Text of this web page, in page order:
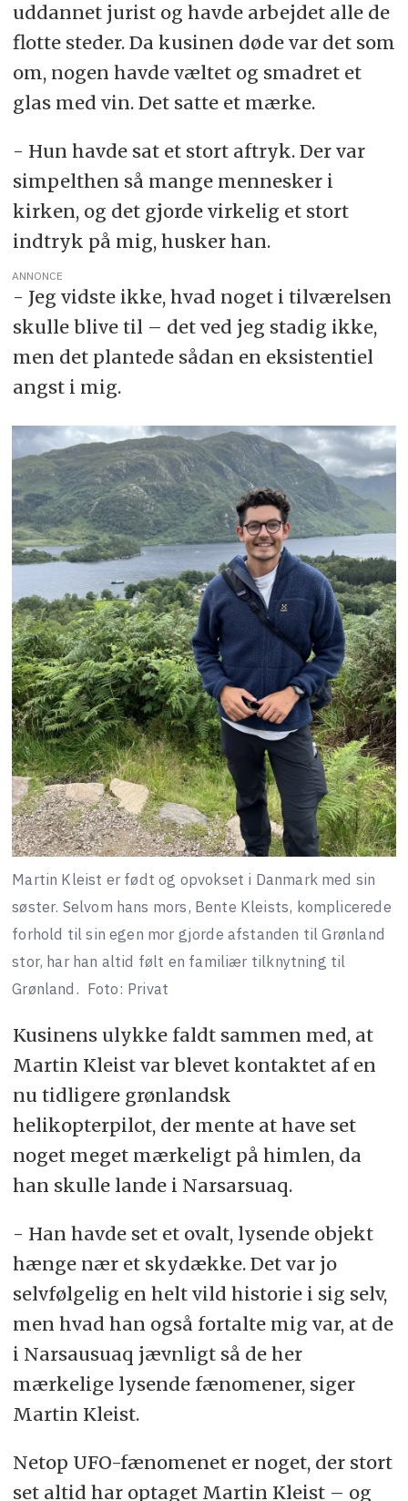
uddannet jurist og havde arbejdet alle de
flotte steder. Da kusinen døde var det som
om, nogen havde væltet og smadret et
glas med vin. Det satte et mærke.
- Hun havde sat et stort aftryk. Der var
simpelthen så mange mennesker i
kirken, og det gjorde virkelig et stort
indtryk på mig, husker han.
ANNONCE
- Jeg vidste ikke, hvad noget i tilværelsen
skulle blive til – det ved jeg stadig ikke,
men det plantede sådan en eksistentiel
angst i mig.
Martin Kleist er født og opvokset i Danmark med sin
søster. Selvom hans mors, Bente Kleists, komplicerede
forhold til sin egen mor gjorde afstanden til Grønland
stor, har han altid følt en familiær tilknytning til
Grønland. Foto: Privat
Kusinens ulykke faldt sammen med, at
Martin Kleist var blevet kontaktet af en
nu tidligere grønlandsk
helikopterpilot, der mente at have set
noget meget mærkeligt på himlen, da
han skulle lande i Narsarsuaq.
- Han havde set et ovalt, lysende objekt
hænge nær et skydække. Det var jo
selvfølgelig en helt vild historie i sig selv,
men hvad han også fortalte mig var, at de
i Narsausuaq jævnligt så de her
mærkelige lysende fænomener, siger
Martin Kleist.
Netop UFO-fænomenet er noget, der stort
set altid har optaget Martin Kleist – og